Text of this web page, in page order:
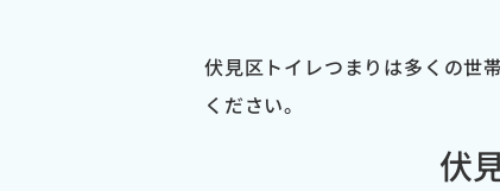
伏見区トイレつまりは多くの世
ください。
伏